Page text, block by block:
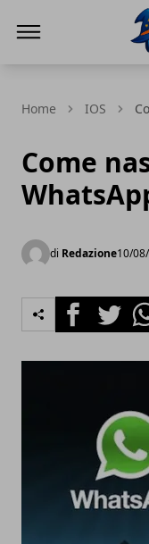
Home IOS
Come
di Redazione10/
FacebookTwitter